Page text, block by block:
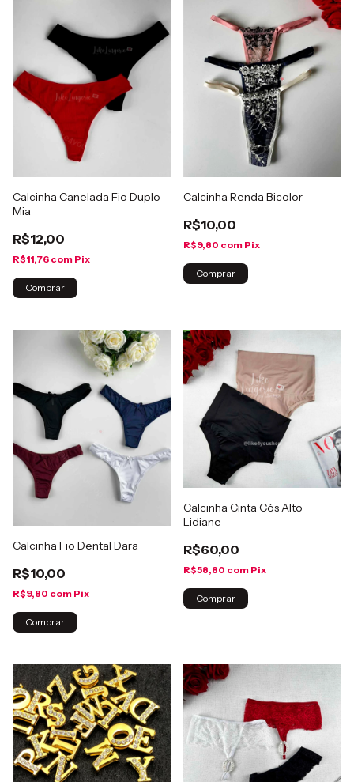
Calcinha Canelada Fio Duplo
Mia
R$12,00
R$11,76 com Pix
Comprar
Calcinha Renda Bicolor
R$10,00
R$9,80 com Pix
Comprar
Calcinha Fio Dental Dara
R$10,00
R$9,80 com Pix
Comprar
Calcinha Cinta Cós Alto
Lidiane
R$60,00
R$58,80 com Pix
Comprar